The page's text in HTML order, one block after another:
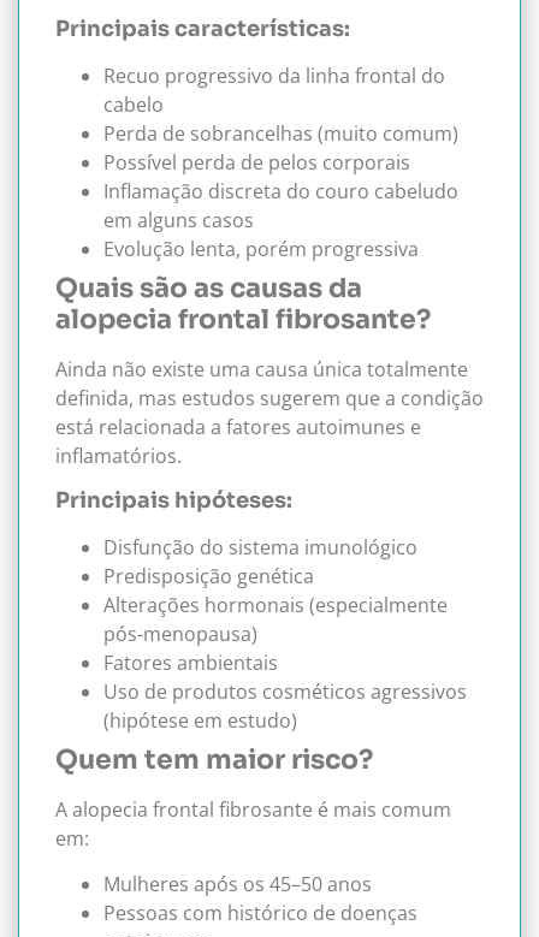
Principais características:
Recuo progressivo da linha frontal do
cabelo
Perda de sobrancelhas (muito comum)
Possível perda de pelos corporais
Inflamação discreta do couro cabeludo
em alguns casos
Evolução lenta, porém progressiva
Quais são as causas da
alopecia frontal fibrosante?
Ainda não existe uma causa única totalmente
definida, mas estudos sugerem que a condição
está relacionada a fatores autoimunes e
inflamatórios.
Principais hipóteses:
Disfunção do sistema imunológico
Predisposição genética
Alterações hormonais (especialmente
pós-menopausa)
Fatores ambientais
Uso de produtos cosméticos agressivos
(hipótese em estudo)
Quem tem maior risco?
A alopecia frontal fibrosante é mais comum
em:
Mulheres após os 45–50 anos
Pessoas com histórico de doenças